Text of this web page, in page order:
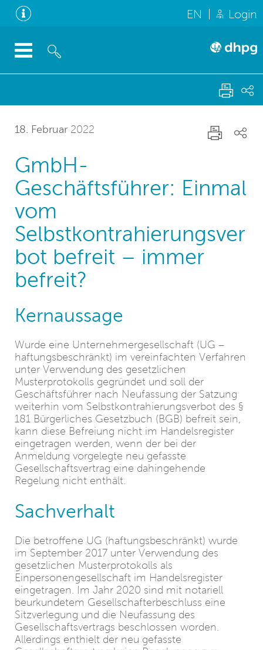
EN Login
18. Februar 2022
GmbH-
Geschäftsführer: Einmal
vom
Selbstkontrahierungsver
bot befreit – immer
befreit?
Kernaussage
Wurde eine Unternehmergesellschaft (UG –
haftungsbeschränkt) im vereinfachten Verfahren
unter Verwendung des gesetzlichen
Musterprotokolls gegründet und soll der
Geschäftsführer nach Neufassung der Satzung
weiterhin vom Selbstkontrahierungsverbot des §
181 Bürgerliches Gesetzbuch (BGB) befreit sein,
kann diese Befreiung nicht im Handelsregister
eingetragen werden, wenn der bei der
Anmeldung vorgelegte neu gefasste
Gesellschaftsvertrag eine dahingehende
Regelung nicht enthält.
Sachverhalt
Die betroffene UG (haftungsbeschränkt) wurde
im September 2017 unter Verwendung des
gesetzlichen Musterprotokolls als
Einpersonengesellschaft im Handelsregister
eingetragen. Im Jahr 2020 sind mit notariell
beurkundetem Gesellschafterbeschluss eine
Sitzverlegung und die Neufassung des
Gesellschaftsvertrags beschlossen worden.
Allerdings enthielt der neu gefasste